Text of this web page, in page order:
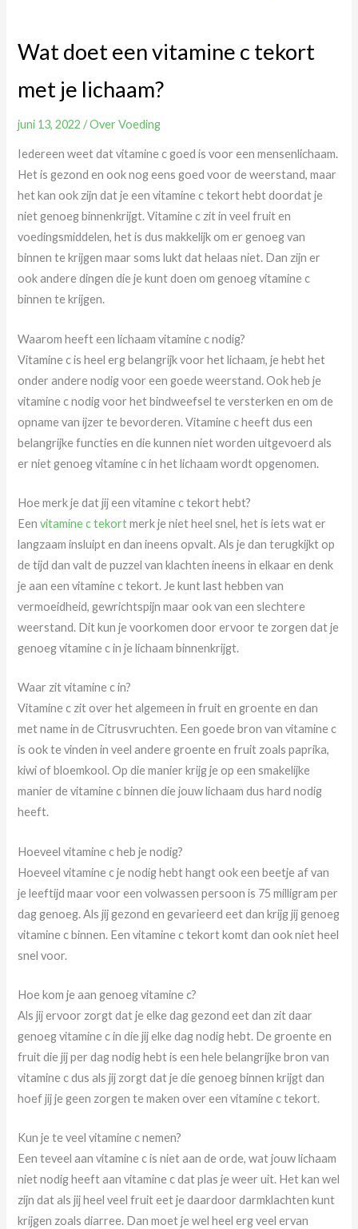
Wat doet een vitamine c tekort
met je lichaam?
juni 13, 2022 /Over Voeding
Iedereen weet dat vitamine c goed is voor een mensenlichaam.
Het is gezond en ook nog eens goed voor de weerstand, maar
het kan ook zijn dat je een vitamine c tekort hebt doordat je
niet genoeg binnenkrijgt. Vitamine c zit in veel fruit en
voedingsmiddelen, het is dus makkelijk om er genoeg van
binnen te krijgen maar soms lukt dat helaas niet. Dan zijn er
ook andere dingen die je kunt doen om genoeg vitamine c
binnen te krijgen.
Waarom heeft een lichaam vitamine c nodig?
Vitamine c is heel erg belangrijk voor het lichaam, je hebt het
onder andere nodig voor een goede weerstand. Ook heb je
vitamine c nodig voor het bindweefsel te versterken en om de
opname van ijzer te bevorderen. Vitamine c heeft dus een
belangrijke functies en die kunnen niet worden uitgevoerd als
er niet genoeg vitamine c in het lichaam wordt opgenomen.
Hoe merk je dat jij een vitamine c tekort hebt?
Eenvitamine c tekortmerk je niet heel snel, het is iets wat er
langzaam insluipt en dan ineens opvalt. Als je dan terugkijkt op
de tijd dan valt de puzzel van klachten ineens in elkaar en denk
je aan een vitamine c tekort. Je kunt last hebben van
vermoeidheid, gewrichtspijn maar ook van een slechtere
weerstand. Dit kun je voorkomen door ervoor te zorgen dat je
genoeg vitamine c in je lichaam binnenkrijgt.
Waar zit vitamine c in?
Vitamine c zit over het algemeen in fruit en groente en dan
met name in de Citrusvruchten. Een goede bron van vitamine c
is ook te vinden in veel andere groente en fruit zoals paprika,
kiwi of bloemkool. Op die manier krijg je op een smakelijke
manier de vitamine c binnen die jouw lichaam dus hard nodig
heeft.
Hoeveel vitamine c heb je nodig?
Hoeveel vitamine c je nodig hebt hangt ook een beetje af van
je leeftijd maar voor een volwassen persoon is 75 milligram per
dag genoeg. Als jij gezond en gevarieerd eet dan krijg jij genoeg
vitamine c binnen. Een vitamine c tekort komt dan ook niet heel
snel voor.
Hoe kom je aan genoeg vitamine c?
Als jij ervoor zorgt dat je elke dag gezond eet dan zit daar
genoeg vitamine c in die jij elke dag nodig hebt. De groente en
fruit die jij per dag nodig hebt is een hele belangrijke bron van
vitamine c dus als jij zorgt dat je die genoeg binnen krijgt dan
hoef jij je geen zorgen te maken over een vitamine c tekort.
Kun je te veel vitamine c nemen?
Een teveel aan vitamine c is niet aan de orde, wat jouw lichaam
niet nodig heeft aan vitamine c dat plas je weer uit. Het kan wel
zijn dat als jij heel veel fruit eet je daardoor darmklachten kunt
krijgen zoals diarree. Dan moet je wel heel erg veel ervan